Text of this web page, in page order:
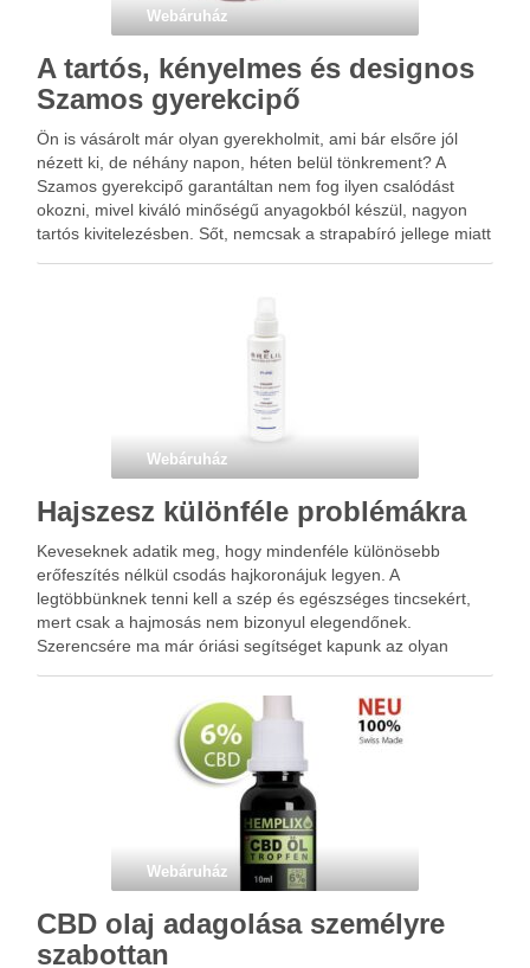
Webáruház
A tartós, kényelmes és designos
Szamos gyerekcipő
Ön is vásárolt már olyan gyerekholmit, ami bár elsőre jól
nézett ki, de néhány napon, héten belül tönkrement? A
Szamos gyerekcipő garantáltan nem fog ilyen csalódást
okozni, mivel kiváló minőségű anyagokból készül, nagyon
tartós kivitelezésben. Sőt, nemcsak a strapabíró jellege miatt
Webáruház
Hajszesz különféle problémákra
Keveseknek adatik meg, hogy mindenféle különösebb
erőfeszítés nélkül csodás hajkoronájuk legyen. A
legtöbbünknek tenni kell a szép és egészséges tincsekért,
mert csak a hajmosás nem bizonyul elegendőnek.
Szerencsére ma már óriási segítséget kapunk az olyan
mögött is áll. Az olasz márka tervezői …
Webáruház
CBD olaj adagolása személyre
szabottan